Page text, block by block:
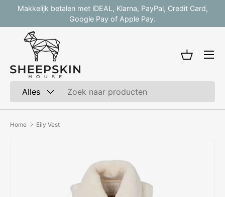
Ga naar inhoud
Makkelijk betalen met iDEAL, Klarna, PayPal, Credit Card,
Google Pay of Apple Pay.
Alles
Mandje
Home Eily Vest